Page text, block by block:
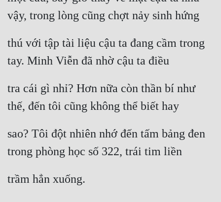
vậy, trong lòng cũng chợt nảy sinh hứng
thú với tập tài liệu cậu ta đang cầm trong
tay. Minh Viễn đã nhờ cậu ta điều
tra cái gì nhỉ? Hơn nữa còn thần bí như
thế, đến tôi cũng không thể biết hay
sao? Tôi đột nhiên nhớ đến tấm bảng đen
trong phòng học số 322, trái tim liền
trầm hẳn xuống.